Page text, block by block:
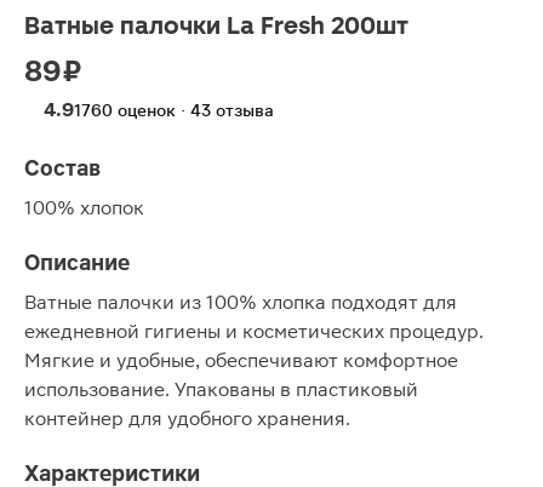
Ватные палочки La Fresh 200шт
89 ₽
4.91760 оценок · 43 отзыва
Состав
100% хлопок
Описание
Ватные палочки из 100% хлопка подходят для
ежедневной гигиены и косметических процедур.
Мягкие и удобные, обеспечивают комфортное
использование. Упакованы в пластиковый
контейнер для удобного хранения.
Характеристики